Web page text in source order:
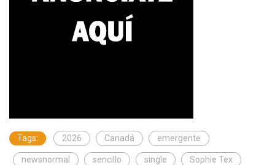
Tags: 2026 Canadá emergente
newsnormal sencillo single Sophie Tex